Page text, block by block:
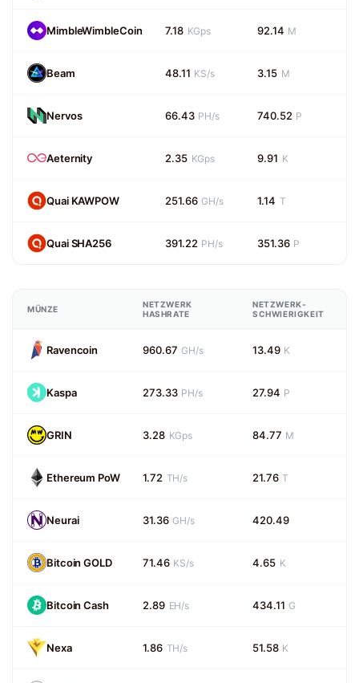
MimbleWimbleCoin 7.18 KGps 92.14 M
Beam 48.11 KS/s 3.15 M
Nervos 66.43 PH/s 740.52 P
Aeternity 2.35 KGps 9.91 K
Quai KAWPOW 251.66 GH/s 1.14 T
Quai SHA256 391.22 PH/s 351.36 P
MÜNZE
NETZWERK
HASHRATE
NETZWERK-
SCHWIERIGKEIT
Ravencoin 960.67 GH/s 13.49 K
Kaspa 273.33 PH/s 27.94 P
GRIN 3.28 KGps 84.77 M
Ethereum PoW 1.72 TH/s 21.76 T
Neurai 31.36 GH/s 420.49
Bitcoin GOLD 71.46 KS/s 4.65 K
Bitcoin Cash 2.89 EH/s 434.11 G
Nexa 1.86 TH/s 51.58 K